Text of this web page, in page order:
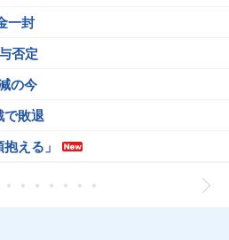
一封
否定
の今
で敗退
える」